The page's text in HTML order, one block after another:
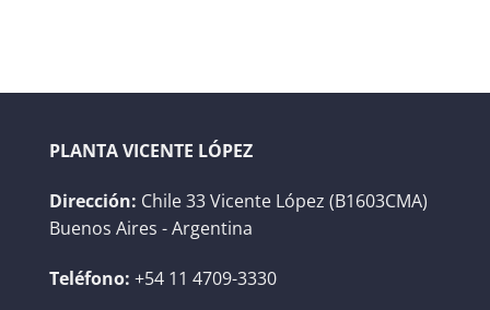
PLANTA VICENTE LÓPEZ
Dirección: Chile 33 Vicente López (B1603CMA)
Buenos Aires - Argentina
Teléfono: +54 11 4709-3330